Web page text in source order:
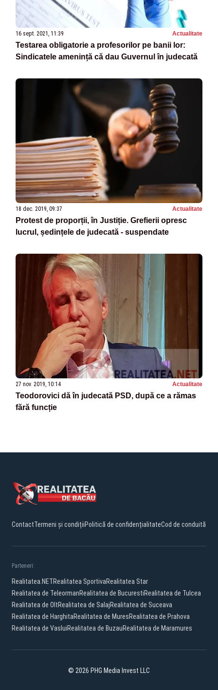
16 sept. 2021, 11:39 Actualitate
Testarea obligatorie a profesorilor pe banii lor:
Sindicatele amenință că dau Guvernul în judecată
18 dec. 2019, 09:37 Actualitate
Protest de proporții, în Justiție. Grefierii opresc
lucrul, ședințele de judecată - suspendate
27 nov. 2019, 10:14 Actualitate
Teodorovici dă în judecată PSD, după ce a rămas
fără funcție
ContactTermeni și condițiiPolitică de confidențialitateCod de conduită
Parteneri:
Realitatea.NETRealitatea SportivaRealitatea Star
Realitatea de TeleormanRealitatea de BucurestiRealitatea de Tulcea
Realitatea de OltRealitatea de SalajRealitatea de Suceava
Realitatea de HarghitaRealitatea de MuresRealitatea de Prahova
Realitatea de VasluiRealitatea de BuzauRealitatea de Maramures
© 2026 PHG Media Invest LLC